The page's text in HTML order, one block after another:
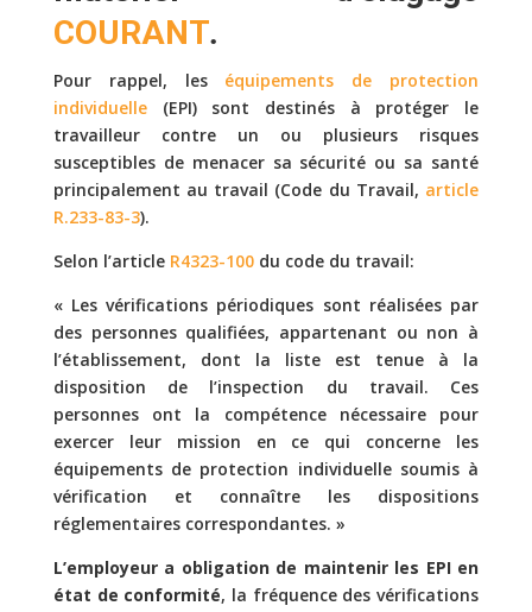
COURANT.
Pour rappel, les équipements de protection
individuelle(EPI) sont destinés à protéger le
travailleur contre un ou plusieurs risques
susceptibles de menacer sa sécurité ou sa santé
principalement au travail (Code du Travail, article
R.233-83-3).
Selon l’article R4323-100du code du travail:
« Les vérifications périodiques sont réalisées par
des personnes qualifiées, appartenant ou non à
l’établissement, dont la liste est tenue à la
disposition de l’inspection du travail. Ces
personnes ont la compétence nécessaire pour
exercer leur mission en ce qui concerne les
équipements de protection individuelle soumis à
vérification et connaître les dispositions
réglementaires correspondantes. »
L’employeur a obligation de maintenir les EPI en
état de conformité, la fréquence des vérifications